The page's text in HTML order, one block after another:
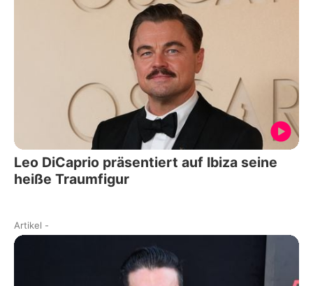
Leo DiCaprio präsentiert auf Ibiza seine
heiße Traumfigur
Artikel -